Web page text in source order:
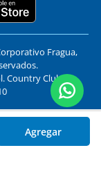
Agregar
Fragua,
Country Club,
Aceptar